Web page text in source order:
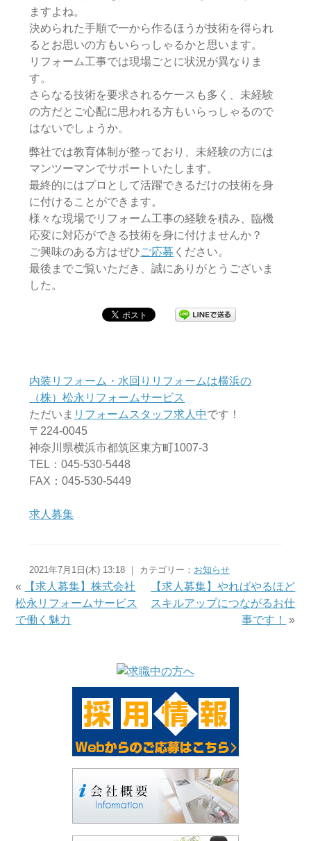
ますよね。
決められた手順で一から作るほうが技術を得られ
るとお思いの方もいらっしゃるかと思います。
リフォーム工事では現場ごとに状況が異なりま
す。
さらなる技術を要求されるケースも多く、未経験
の方だとご心配に思われる方もいらっしゃるので
はないでしょうか。
弊社では教育体制が整っており、未経験の方には
マンツーマンでサポートいたします。
最終的にはプロとして活躍できるだけの技術を身
に付けることができます。
様々な現場でリフォーム工事の経験を積み、臨機
応変に対応ができる技術を身に付けませんか？
ご興味のある方はぜひご応募 ください。
最後までご覧いただき、誠にありがとうございま
した。
内装リフォーム・水回りリフォームは横浜の
（株）松永リフォームサービス
ただいま リフォームスタッフ求人中です！
〒224-0045
神奈川県横浜市都筑区東方町1007-3
TEL：045-530-5448
FAX：045-530-5449
求人募集
2021年7月1日(木) 13:18 ｜ カテゴリー： お知らせ
«
【求人募集】株式会社
松永リフォームサービス
で働く魅力
【求人募集】やればやるほど
スキルアップにつながるお仕
事です！
»